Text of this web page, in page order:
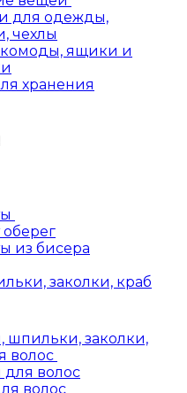
для одежды,
чехлы
комоды, ящики и
хранения
оберег
из бисера
заколки, краб
шпильки, заколки,
волос
волос
волос